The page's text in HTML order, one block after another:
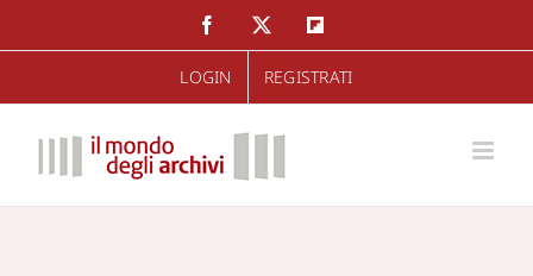
al
FacebookTwitter
LOGIN REGISTRATI